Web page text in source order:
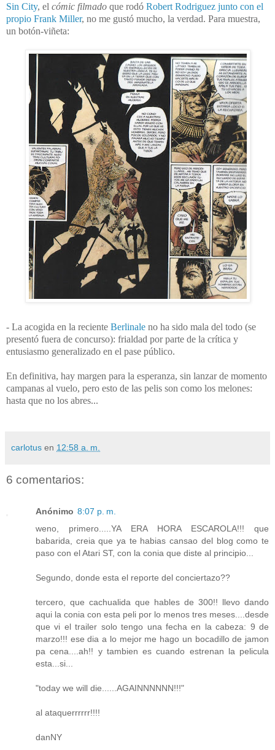
Sin City, el cómic filmado que rodó Robert Rodriguez junto con el
propio Frank Miller, no me gustó mucho, la verdad. Para muestra,
un botón-viñeta:
- La acogida en la reciente Berlinale no ha sido mala del todo (se
presentó fuera de concurso): frialdad por parte de la crítica y
entusiasmo generalizado en el pase público.
En definitiva, hay margen para la esperanza, sin lanzar de momento
campanas al vuelo, pero esto de las pelis son como los melones:
hasta que no los abres...
carlotus en 12:58 a. m.
6 comentarios:
Anónimo 8:07 p. m.
weno, primero.....YA ERA HORA ESCAROLA!!! que
babarida, creia que ya te habias cansao del blog como te
paso con el Atari ST, con la conia que diste al principio...
Segundo, donde esta el reporte del conciertazo??
tercero, que cachualida que hables de 300!! llevo dando
aqui la conia con esta peli por lo menos tres meses....desde
que vi el trailer solo tengo una fecha en la cabeza: 9 de
marzo!!! ese dia a lo mejor me hago un bocadillo de jamon
pa cena....ah!! y tambien es cuando estrenan la pelicula
esta...si...
"today we will die......AGAINNNNNN!!!"
al ataquerrrrrr!!!!
danNY